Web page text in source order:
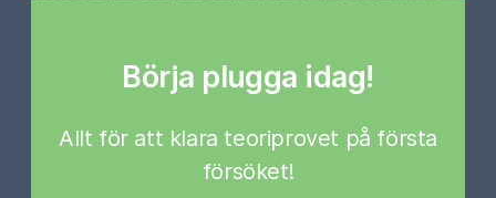
Börja plugga idag!
Allt för att klara teoriprovet på första
försöket!